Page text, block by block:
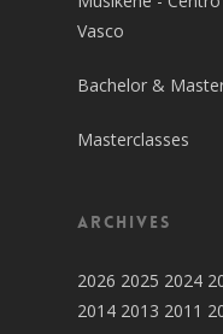
Vasco
Bachelor &
Masterclasses
Archives
2026 2025 2024
2014 2013 2011